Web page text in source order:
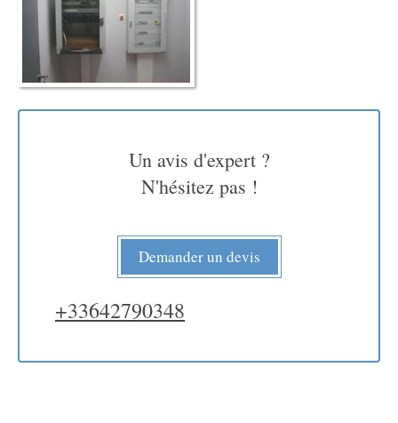
Un avis d'expert ?
N'hésitez pas !
Demander un devis
+33642790348